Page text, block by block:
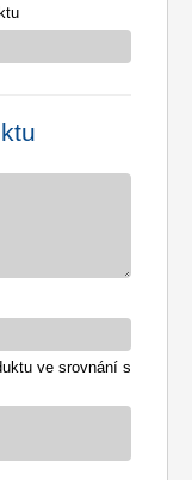
ve srovnání s